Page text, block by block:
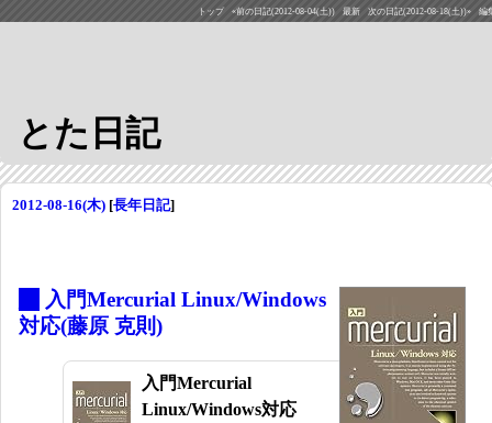
トップ «前の日記(2012-08-04(土)) 最新 次の日記(2012-08-18(土))» 編
とた日記
2012-08-16(木) [長年日記]
入門Mercurial Linux/Windows
対応(藤原 克則)
入門Mercurial
Linux/Windows対応